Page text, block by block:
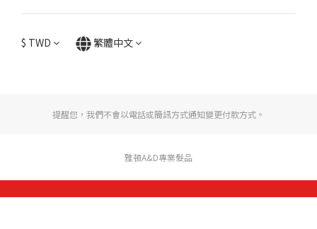
$ TWD 繁體中文
提醒您，我們不會以電話或簡訊方式通知變更付款方式。
雅頓A&D專業髮品